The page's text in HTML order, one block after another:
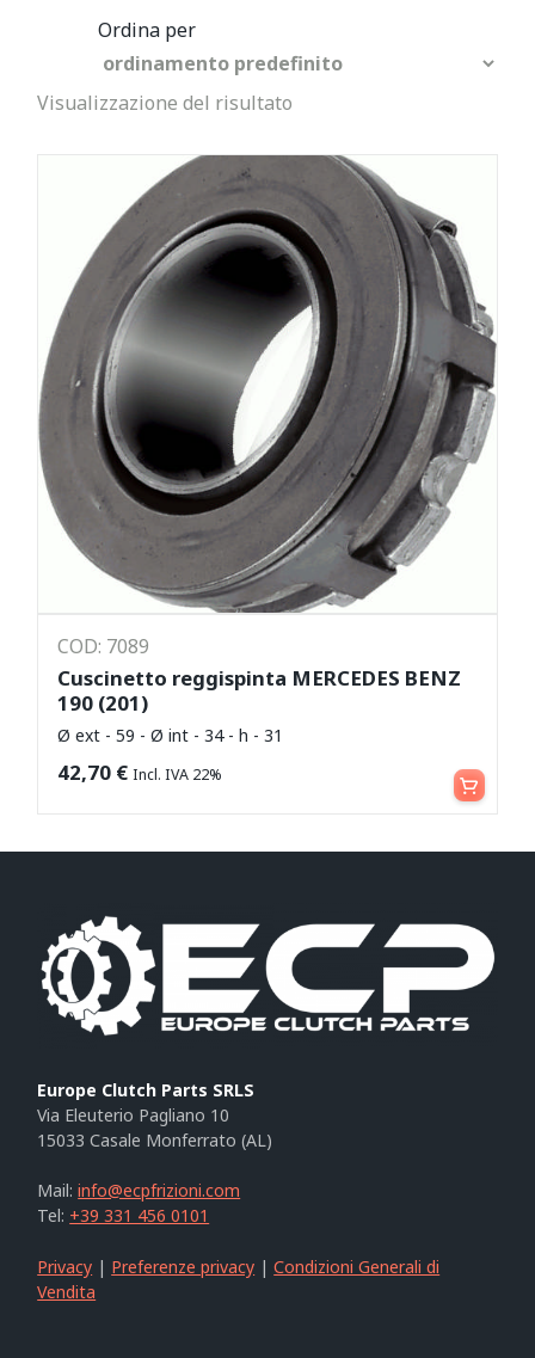
Visualizzazione del risultato
COD: 7089
Cuscinetto reggispinta MERCEDES BENZ
190 (201)
Ø ext - 59 - Ø int - 34 - h - 31
42,70 € Incl. IVA 22% Aggiungi al carrello
Europe Clutch Parts SRLS
Via Eleuterio Pagliano 10
15033 Casale Monferrato (AL)
Mail:info@ecpfrizioni.com
Tel: +39 331 456 0101
Privacy | Preferenze privacy |Condizioni Generali di
Vendita